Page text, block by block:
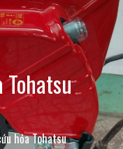
Tohatsu
hỏa Tohatsu